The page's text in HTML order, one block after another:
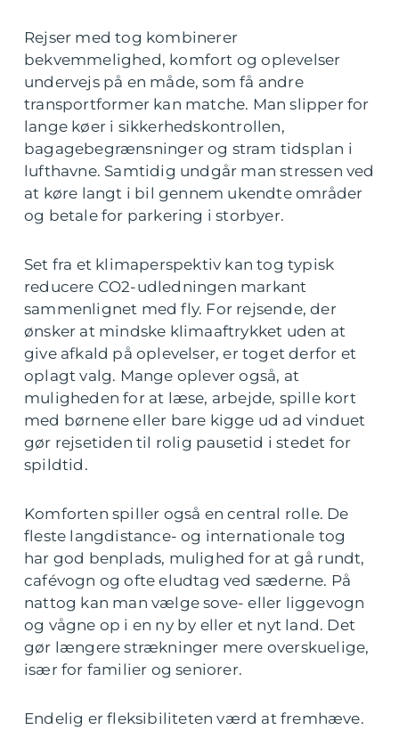
Rejser med tog kombinerer
bekvemmelighed, komfort og oplevelser
undervejs på en måde, som få andre
transportformer kan matche. Man slipper for
lange køer i sikkerhedskontrollen,
bagagebegrænsninger og stram tidsplan i
lufthavne. Samtidig undgår man stressen ved
at køre langt i bil gennem ukendte områder
og betale for parkering i storbyer.
Set fra et klimaperspektiv kan tog typisk
reducere CO2-udledningen markant
sammenlignet med fly. For rejsende, der
ønsker at mindske klimaaftrykket uden at
give afkald på oplevelser, er toget derfor et
oplagt valg. Mange oplever også, at
muligheden for at læse, arbejde, spille kort
med børnene eller bare kigge ud ad vinduet
gør rejsetiden til rolig pausetid i stedet for
spildtid.
Komforten spiller også en central rolle. De
fleste langdistance- og internationale tog
har god benplads, mulighed for at gå rundt,
cafévogn og ofte eludtag ved sæderne. På
nattog kan man vælge sove- eller liggevogn
og vågne op i en ny by eller et nyt land. Det
gør længere strækninger mere overskuelige,
især for familier og seniorer.
Endelig er fleksibiliteten værd at fremhæve.